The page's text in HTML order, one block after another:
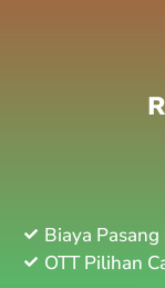
Biaya
OTT Pilihan